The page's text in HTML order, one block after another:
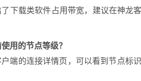
下载类软件占用带宽，建议在神龙
用的节点等级？
端的连接详情页，可以看到节点标